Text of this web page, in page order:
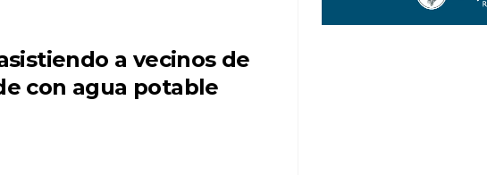
a vecinos de
con agua potable